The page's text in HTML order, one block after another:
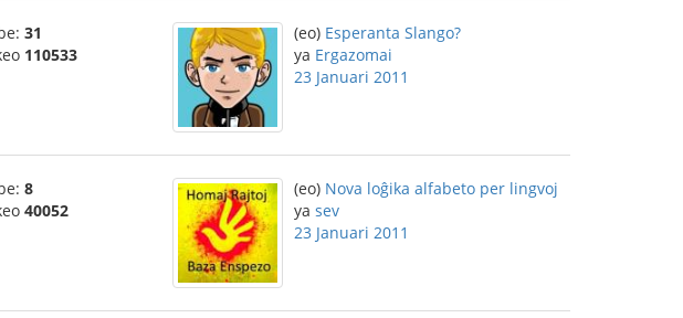
31
110533
(eo) Esperanta Slango?
ya Ergazomai
23 Januari 2011
8
40052
(eo) Nova loĝika alfabeto per lingvoj
ya sev
23 Januari 2011